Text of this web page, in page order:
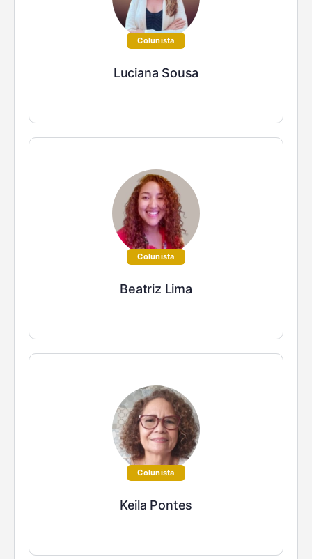
Colunista
Luciana Sousa
Colunista
Beatriz Lima
Colunista
Keila Pontes